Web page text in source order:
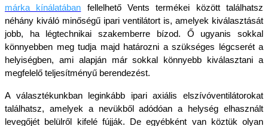
márka kínálatában
fellelhető Vents termékei között találhatsz
néhány kiváló minőségű ipari ventilátort is, amelyek kiválasztását
jobb, ha légtechnikai szakemberre bízod. Ő ugyanis sokkal
könnyebben meg tudja majd határozni a szükséges légcserét a
helyiségben, ami alapján már sokkal könnyebb kiválasztani a
megfelelő teljesítményű berendezést.
A választékunkban leginkább ipari axiális elszívóventilátorokat
találhatsz, amelyek a nevükből adódóan a helység elhasznált
levegőjét belülről kifelé fújják. De egyébként van köztük olyan